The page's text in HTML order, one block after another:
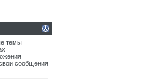
темы
сообщения